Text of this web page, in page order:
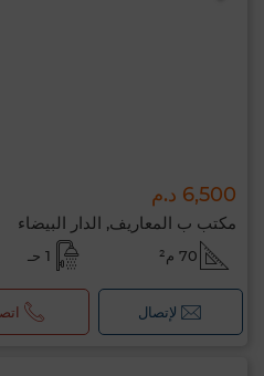
6,500 د.م
مكتب ب المعاريف, الدار البيضاء
70 م² 1 حـ
لإتصال